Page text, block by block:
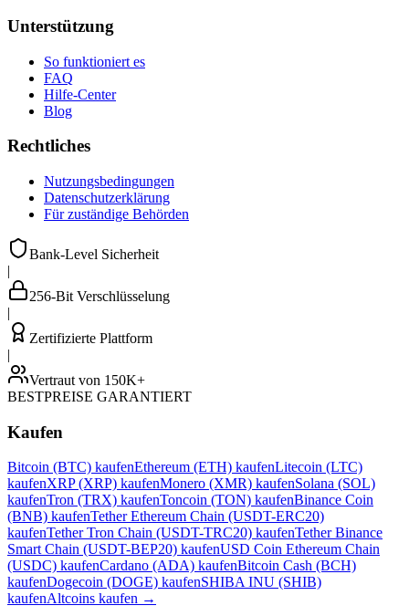
Unterstützung
So funktioniert es
FAQ
Hilfe-Center
Blog
Rechtliches
Nutzungsbedingungen
Datenschutzerklärung
Für zuständige Behörden
Bank-Level Sicherheit
|
256-Bit Verschlüsselung
|
Zertifizierte Plattform
|
Vertraut von 150K+
BESTPREISE GARANTIERT
Kaufen
Bitcoin (BTC) kaufenEthereum (ETH) kaufenLitecoin (LTC)
kaufenXRP (XRP) kaufenMonero (XMR) kaufenSolana (SOL)
kaufenTron (TRX) kaufenToncoin (TON) kaufenBinance Coin
(BNB) kaufenTether Ethereum Chain (USDT-ERC20)
kaufenTether Tron Chain (USDT-TRC20) kaufenTether Binance
Smart Chain (USDT-BEP20) kaufenUSD Coin Ethereum Chain
(USDC) kaufenCardano (ADA) kaufenBitcoin Cash (BCH)
kaufenDogecoin (DOGE) kaufenSHIBA INU (SHIB)
kaufenAltcoins kaufen →